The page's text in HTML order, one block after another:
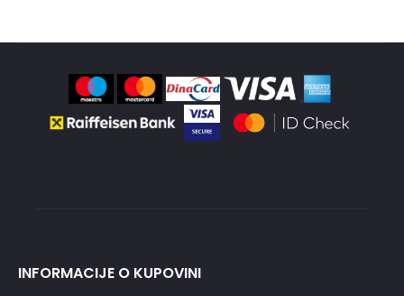
INFORMACIJE O KUPOVINI